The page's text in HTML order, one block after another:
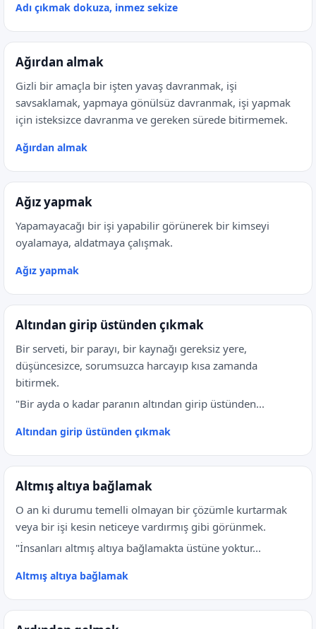
Adı çıkmak dokuza, inmez sekize
Ağırdan almak
Gizli bir amaçla bir işten yavaş davranmak, işi
savsaklamak, yapmaya gönülsüz davranmak, işi yapmak
için isteksizce davranma ve gereken sürede bitirmemek.
Ağırdan almak
Ağız yapmak
Yapamayacağı bir işi yapabilir görünerek bir kimseyi
oyalamaya, aldatmaya çalışmak.
Ağız yapmak
Altından girip üstünden çıkmak
Bir serveti, bir parayı, bir kaynağı gereksiz yere,
düşüncesizce, sorumsuzca harcayıp kısa zamanda
bitirmek.
"Bir ayda o kadar paranın altından girip üstünden...
Altından girip üstünden çıkmak
Altmış altıya bağlamak
O an ki durumu temelli olmayan bir çözümle kurtarmak
veya bir işi kesin neticeye vardırmış gibi görünmek.
"İnsanları altmış altıya bağlamakta üstüne yoktur...
Altmış altıya bağlamak